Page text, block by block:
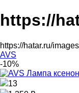
https://
https://hatar.ru/
AVS
-10%
13